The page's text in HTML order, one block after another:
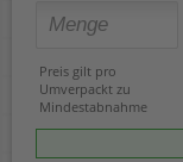
Preis gilt pro
Umverpackt zu
Mindestabnahme